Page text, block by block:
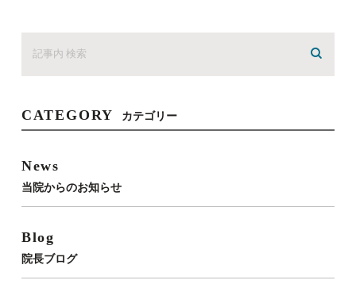
CATEGORY カテゴリー
News
当院からのお知らせ
Blog
院長ブログ